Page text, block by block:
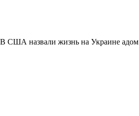
В США назвали жизнь на Украине адом